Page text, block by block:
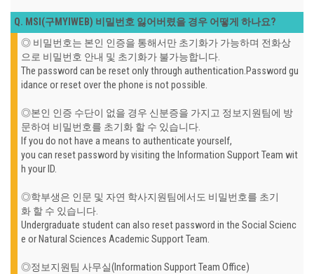
Q. MSI(구MYIWEB) 비밀번호 잃어버렸을 경우 어떻게 하나요?
◎ 비밀번호는 본인 인증을 통해서만 초기화가 가능하며 전화상
으로 비밀번호 안내 및 초기화가 불가능합니다.
The password can be reset only through authentication.Password gu
idance or reset over the phone is not possible.
◎본인 인증 수단이 없을 경우 신분증을 가지고 정보지원팀에 방
문하여 비밀번호를 초기화 할 수 있습니다.
If you do not have a means to authenticate yourself,
you can reset password by visiting the Information Support Team wit
h your ID.
◎학부생은 인문 및 자연 학사지원팀에서도 비밀번호를 초기
화 할 수 있습니다.
Undergraduate student can also reset password in the Social Scienc
e or Natural Sciences Academic Support Team.
◎정보지원팀 사무실(Information Support Team Office)